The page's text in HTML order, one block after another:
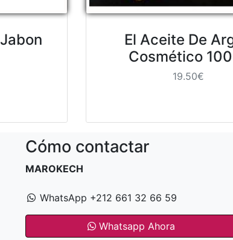
El Aceite De
Cosmético
19.50€
Cómo contactar
MAROKECH
WhatsApp +212 661 32 66 59
Whatsapp Ahora